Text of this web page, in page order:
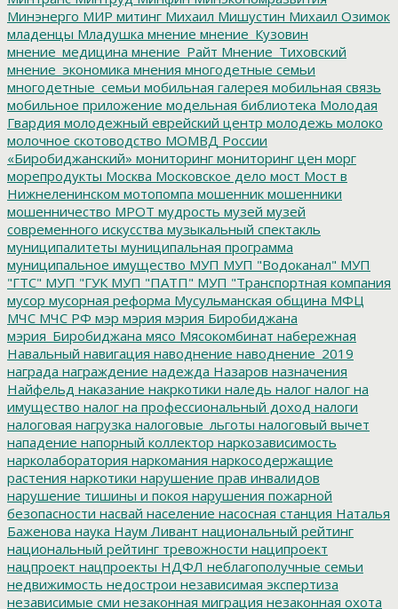
Минэнерго МИР митинг Михаил Мишустин Михаил Озимок
младенцы Младушка мнение мнение_Кузовин
мнение_медицина мнение_Райт Мнение_Тиховский
мнение_экономика мнения многодетные семьи
многодетные_семьи мобильная галерея мобильная связь
мобильное приложение модельная библиотека Молодая
Гвардия молодежный еврейский центр молодежь молоко
молочное скотоводство МОМВД России
«Биробиджанский» мониторинг мониторинг цен морг
морепродукты Москва Московское дело мост Мост в
Нижнеленинском мотопомпа мошенник мошенники
мошенничество МРОТ мудрость музей музей
современного искусства музыкальный спектакль
муниципалитеты муниципальная программа
муниципальное имущество МУП МУП "Водоканал" МУП
"ГТС" МУП "ГУК МУП "ПАТП" МУП "Транспортная компания
мусор мусорная реформа Мусульманская община МФЦ
МЧС МЧС РФ мэр мэрия мэрия Биробиджана
мэрия_Биробиджана мясо Мясокомбинат набережная
Навальный навигация наводнение наводнение_2019
награда награждение надежда Назаров назначения
Найфельд наказание накркотики наледь налог налог на
имущество налог на профессиональный доход налоги
налоговая нагрузка налоговые_льготы налоговый вычет
нападение напорный коллектор наркозависимость
нарколаборатория наркомания наркосодержащие
растения наркотики нарушение прав инвалидов
нарушение тишины и покоя нарушения пожарной
безопасности насвай население насосная станция Наталья
Баженова наука Наум Ливант национальный рейтинг
национальный рейтинг тревожности наципроект
нацпроект нацпроекты НДФЛ неблагополучные семьи
недвижимость недострои независимая экспертиза
независимые сми незаконная миграция незаконная охота